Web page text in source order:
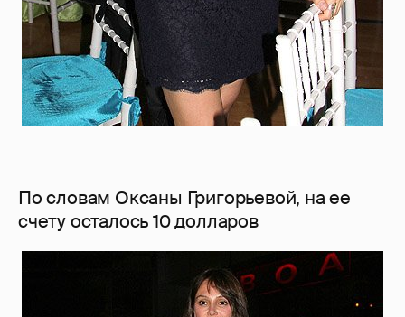
По словам Оксаны Григорьевой, на ее
счету осталось 10 долларов